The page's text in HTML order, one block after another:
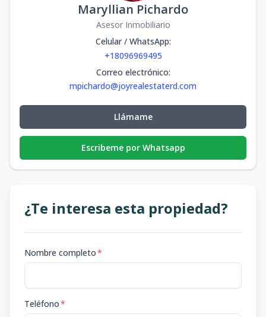
Maryllian Pichardo
Asesor Inmobiliario
Celular / WhatsApp:
+18096969495
Correo electrónico:
mpichardo@joyrealestaterd.com
Llámame
Escribeme por Whatsapp
¿Te interesa esta propiedad?
Nombre completo*
Teléfono*